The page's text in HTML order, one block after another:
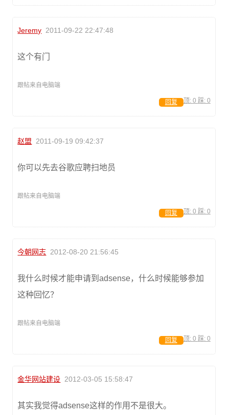
Jeremy 2011-09-22 22:47:48
这个有门
跟帖来自电脑端
顶: 0 踩: 0
回复
赵盟 2011-09-19 09:42:37
你可以先去谷歌应聘扫地员
跟帖来自电脑端
顶: 0 踩: 0
回复
今朝网志 2012-08-20 21:56:45
我什么时候才能申请到adsense，什么时候能够参加
这种回忆？
跟帖来自电脑端
顶: 0 踩: 0
回复
金华网站建设 2012-03-05 15:58:47
其实我觉得adsense这样的作用不是很大。